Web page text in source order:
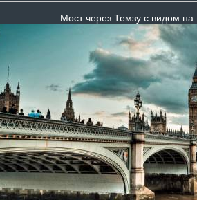
Мост через Темзу с видом на